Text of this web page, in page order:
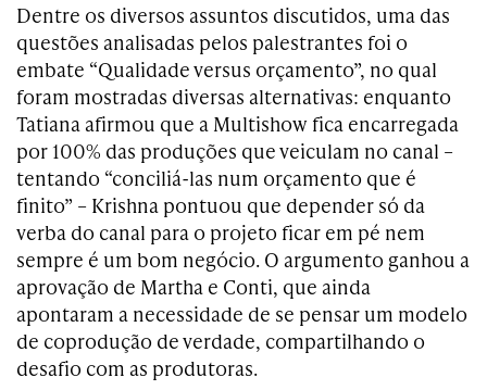
Dentre os diversos assuntos discutidos, uma das
questões analisadas pelos palestrantes foi o
embate “Qualidade versus orçamento”, no qual
foram mostradas diversas alternativas: enquanto
Tatiana afirmou que a Multishow fica encarregada
por 100% das produções que veiculam no canal –
tentando “conciliá-las num orçamento que é
finito” – Krishna pontuou que depender só da
verba do canal para o projeto ficar em pé nem
sempre é um bom negócio. O argumento ganhou a
aprovação de Martha e Conti, que ainda
apontaram a necessidade de se pensar um modelo
de coprodução de verdade, compartilhando o
desafio com as produtoras.